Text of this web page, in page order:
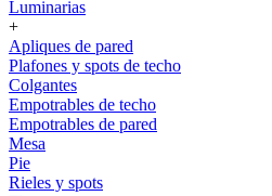
Luminarias
+
Apliques de pared
Plafones y spots de techo
Colgantes
Empotrables de techo
Empotrables de pared
Mesa
Pie
Rieles y spots